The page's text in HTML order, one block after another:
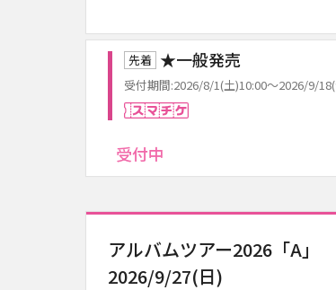
先着 ★一般発売
受付期間:2026/8/1(土)10:00～2026/9/
受付中
アルバムツアー2026「A」
2026/9/27(日)